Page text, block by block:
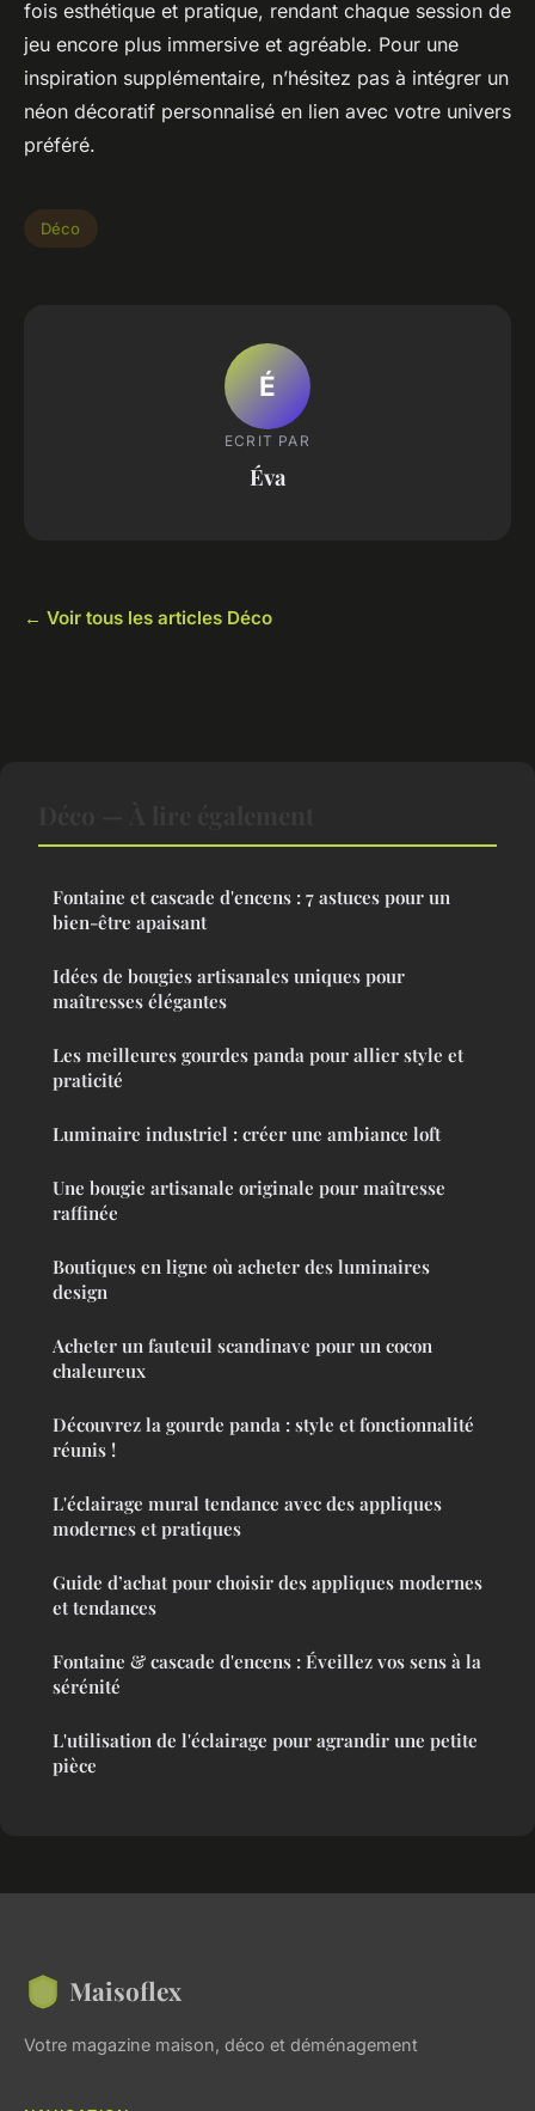
fois esthétique et pratique, rendant chaque session de
jeu encore plus immersive et agréable. Pour une
inspiration supplémentaire, n’hésitez pas à intégrer un
néon décoratif personnalisé en lien avec votre univers
préféré.
Déco
É
ECRIT PAR
Éva
← Voir tous les articles Déco
Fontaine et cascade d'encens : 7 astuces pour un
bien-être apaisant
Idées de bougies artisanales uniques pour
maîtresses élégantes
Les meilleures gourdes panda pour allier style et
praticité
Luminaire industriel : créer une ambiance loft
Une bougie artisanale originale pour maîtresse
raffinée
Boutiques en ligne où acheter des luminaires
design
Acheter un fauteuil scandinave pour un cocon
chaleureux
Découvrez la gourde panda : style et fonctionnalité
réunis !
L'éclairage mural tendance avec des appliques
modernes et pratiques
Guide d’achat pour choisir des appliques modernes
et tendances
Fontaine & cascade d'encens : Éveillez vos sens à la
sérénité
L'utilisation de l'éclairage pour agrandir une petite
pièce
Maisoflex
Votre magazine maison, déco et déménagement